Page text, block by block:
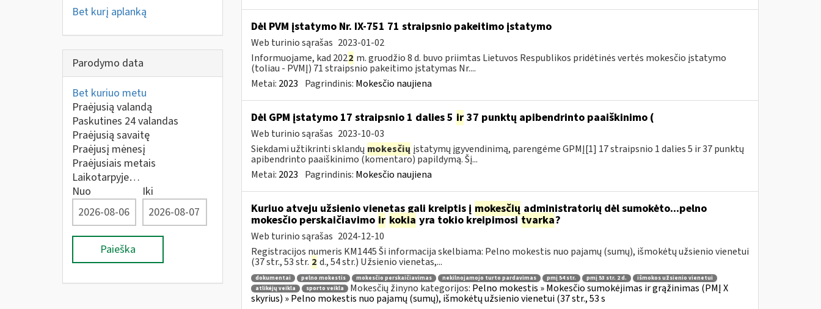
Bet kurį aplanką
Parodymo data
Bet kuriuo metu
Praėjusią valandą
Paskutines 24 valandas
Praėjusią savaitę
Praėjusį mėnesį
Praėjusiais metais
Laikotarpyje…
Nuo
Iki
Paieška
Dėl PVM įstatymo Nr. IX-751 71 straipsnio pakeitimo įstatymo
Web turinio sąrašas 2023-01-02
Informuojame, kad 2022 m. gruodžio 8 d. buvo priimtas Lietuvos Respublikos pridėtinės vertės mokesčio įstatymo
(toliau ­- PVMĮ) 71 straipsnio pakeitimo įstatymas Nr....
Metai: 2023 Pagrindinis: Mokesčio naujiena
Dėl GPM įstatymo 17 straipsnio 1 dalies 5 ir37 punktų apibendrinto paaiškinimo (
Web turinio sąrašas 2023-10-03
Siekdami užtikrinti sklandų mokesčių įstatymų įgyvendinimą, parengėme GPMĮ[1] 17 straipsnio 1 dalies 5 ir 37 punktų
apibendrinto paaiškinimo (komentaro) papildymą. Šį...
Metai: 2023 Pagrindinis: Mokesčio naujiena
Kuriuo atveju užsienio vienetas gali kreiptis į mokesčiųadministratorių dėl sumokėto...pelno
mokesčio perskaičiavimo ir kokia yra tokio kreipimositvarka?
Web turinio sąrašas 2024-12-10
Registracijos numeris KM1445 Ši informacija skelbiama: Pelno mokestis nuo pajamų (sumų), išmokėtų užsienio vienetui
(37 str., 53 str. 2 d., 54 str.) Užsienio vienetas,...
dokumentai pelno mokestis mokesčio perskaičiavimas nekilnojamojo turto pardavimas pmį 54 str. pmį 53 str. 2 d.
išmokos užsienio vienetui
atlikėjų veikla
sporto veikla Mokesčių žinyno kategorijos: Pelno mokestis » Mokesčio sumokėjimas ir grąžinimas (PMĮ X
skyrius) » Pelno mokestis nuo pajamų (sumų), išmokėtų užsienio vienetui (37 str., 53 s